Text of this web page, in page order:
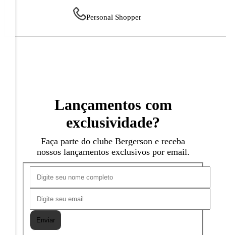
Personal Shopper
Lançamentos com
exclusividade?
Faça parte do clube Bergerson e receba
nossos lançamentos exclusivos por email.
Enviar